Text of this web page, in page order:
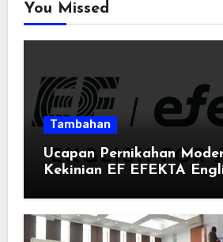
You Missed
Tambahan
Ucapan Pernikahan
Kekinian EF EFEKTA